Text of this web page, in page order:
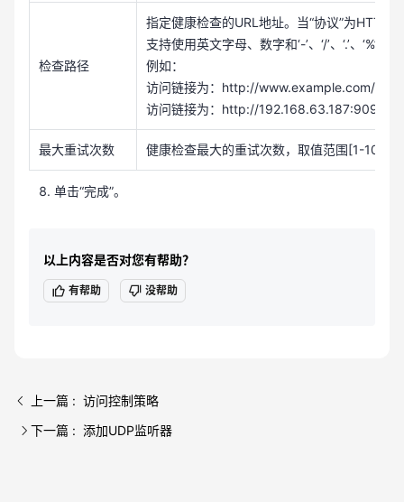
检查路径
指定健康检查的URL地址。当“协议”为HTTP
支持使用英文字母、数字和‘-’、‘/’、‘.’、‘%’
例如：
访问链接为：http://www.example.com/
访问链接为：http://192.168.63.187:9096/
最大重试次数 健康检查最大的重试次数，取值范围[1-10]。
单击“完成”。
以上内容是否对您有帮助？
有帮助 没帮助
上一篇 : 访问控制策略
下一篇 : 添加UDP监听器